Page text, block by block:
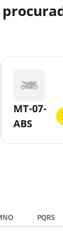
MT-07-
ABS
PQRS